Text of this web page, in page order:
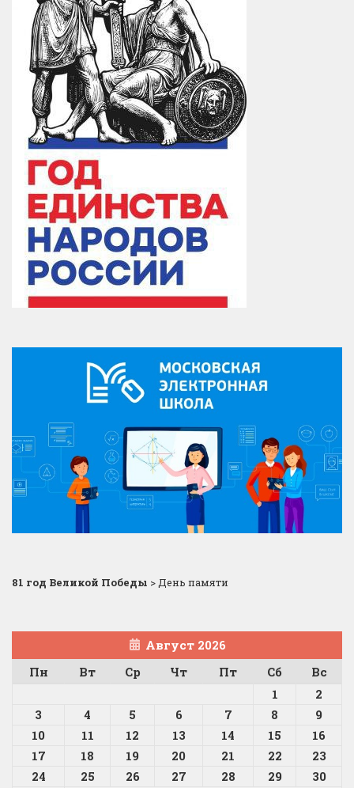
81 год Великой Победы >День памяти
Август 2026
Пн
Вт Ср Чт Пт Сб
Вс
1
2
3
4 5 6 7 8
9
10
11 12 13 14 15
16
17
18 19 20 21 22
23
24
25 26 27 28 29
30